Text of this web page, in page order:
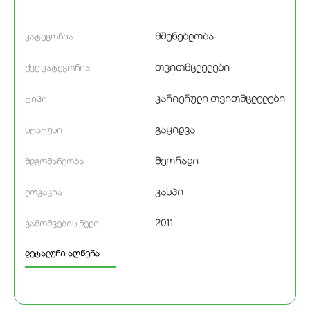
კატეგორია მშენებლობა
ქვე კატეგორია თვითმცლელები
ტიპი კარიერული თვითმცლელები
სტატუსი გაყიდვა
მდგომარეობა მეორადი
ლოკაცია კასპი
გამოშვების წელი 2011
დეტალური აღწერა